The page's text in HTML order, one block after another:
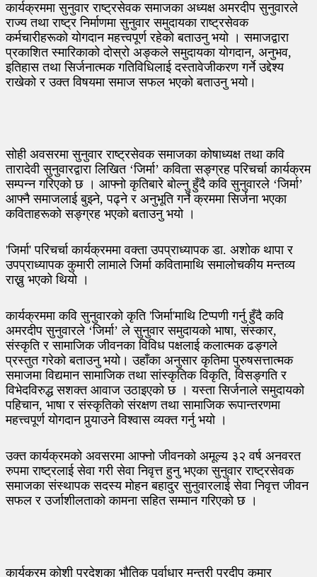
कार्यक्रममा सुनुवार राष्ट्रसेवक समाजका अध्यक्ष अमरदीप सुनुवारले
राज्य तथा राष्ट्र निर्माणमा सुनुवार समुदायका राष्ट्रसेवक
कर्मचारीहरूको योगदान महत्त्वपूर्ण रहेको बताउनु भयो । समाजद्वारा
प्रकाशित स्मारिकाको दोस्रो अङ्कले समुदायका योगदान, अनुभव,
इतिहास तथा सिर्जनात्मक गतिविधिलाई दस्तावेजीकरण गर्ने उद्देश्य
राखेको र उक्त विषयमा समाज सफल भएको बताउनु भयो।
सोही अवसरमा सुनुवार राष्ट्रसेवक समाजका कोषाध्यक्ष तथा कवि
तारादेवी सुनुवारद्वारा लिखित ‘जिर्मा’ कविता सङ्ग्रह परिचर्चा कार्यक्रम
सम्पन्न गरिएको छ । आफ्नो कृतिबारे बोल्नु हुँदै कवि सुनुवारले ‘जिर्मा’
आफ्नै समाजलाई बुझ्ने, पढ्ने र अनुभूति गर्ने क्रममा सिर्जना भएका
कविताहरूको सङ्ग्रह भएको बताउनु भयो ।
'जिर्मा' परिचर्चा कार्यक्रममा वक्ता उपप्राध्यापक डा. अशोक थापा र
उपप्राध्यापक कुमारी लामाले जिर्मा कवितामाथि समालोचकीय मन्तव्य
राख्नु भएको थियो ।
कार्यक्रममा कवि सुनुवारको कृति 'जिर्मा'माथि टिप्पणी गर्नु हुँदै कवि
अमरदीप सुनुवारले ‘जिर्मा’ ले सुनुवार समुदायको भाषा, संस्कार,
संस्कृति र सामाजिक जीवनका विविध पक्षलाई कलात्मक ढङ्गले
प्रस्तुत गरेको बताउनु भयो। उहाँका अनुसार कृतिमा पुरुषसत्तात्मक
समाजमा विद्यमान सामाजिक तथा सांस्कृतिक विकृति, विसङ्गति र
विभेदविरुद्ध सशक्त आवाज उठाइएको छ । यस्ता सिर्जनाले समुदायको
पहिचान, भाषा र संस्कृतिको संरक्षण तथा सामाजिक रूपान्तरणमा
महत्त्वपूर्ण योगदान पुर्‍याउने विश्वास व्यक्त गर्नु भयो ।
उक्त कार्यक्रमको अवसरमा आफ्नो जीवनको अमूल्य ३२ वर्ष अनवरत
रुपमा राष्ट्रलाई सेवा गरी सेवा निवृत्त हुनु भएका सुनुवार राष्ट्रसेवक
समाजका संस्थापक सदस्य मोहन बहादुर सुनुवारलाई सेवा निवृत्त जीवन
सफल र उर्जाशीलताको कामना सहित सम्मान गरिएको छ ।
कार्यक्रम कोशी प्रदेशका भौतिक पूर्वाधार मन्त्री प्रदीप कुमार